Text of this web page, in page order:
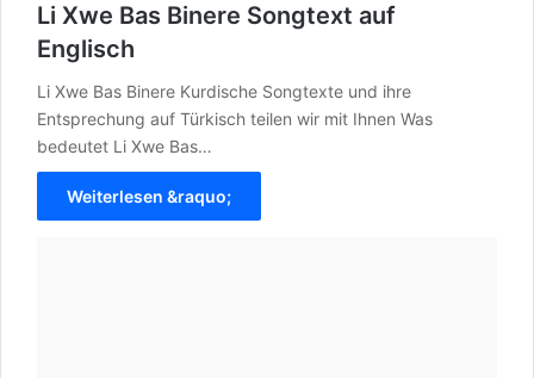
Li Xwe Bas Binere Songtext auf
Englisch
Li Xwe Bas Binere Kurdische Songtexte und ihre
Entsprechung auf Türkisch teilen wir mit Ihnen Was
bedeutet Li Xwe Bas…
Weiterlesen &raquo;